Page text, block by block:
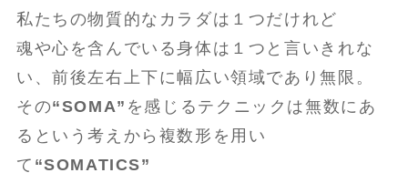
私たちの物質的なカラダは１つだけれど
魂や心を含んでいる身体は１つと言いきれな
い、前後左右上下に幅広い領域であり無限。
その“SOMA” を感じるテクニックは無数にあ
るという考えから複数形を用い
て “SOMATICS”